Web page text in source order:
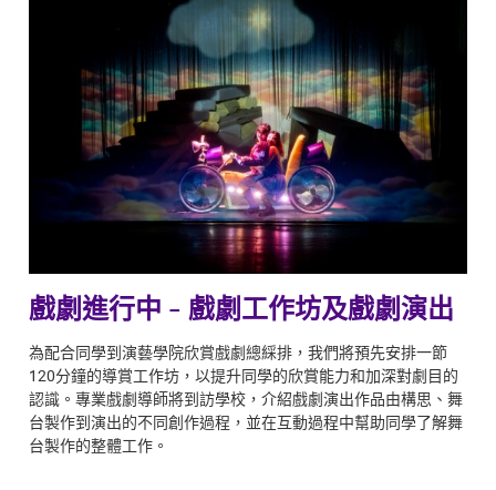
戲劇進行中 - 戲劇工作坊及戲劇演出
為配合同學到演藝學院欣賞戲劇總綵排，我們將預先安排一節
120分鐘的導賞工作坊，以提升同學的欣賞能力和加深對劇目的
認識。專業戲劇導師將到訪學校，介紹戲劇演出作品由構思、舞
台製作到演出的不同創作過程，並在互動過程中幫助同學了解舞
台製作的整體工作。